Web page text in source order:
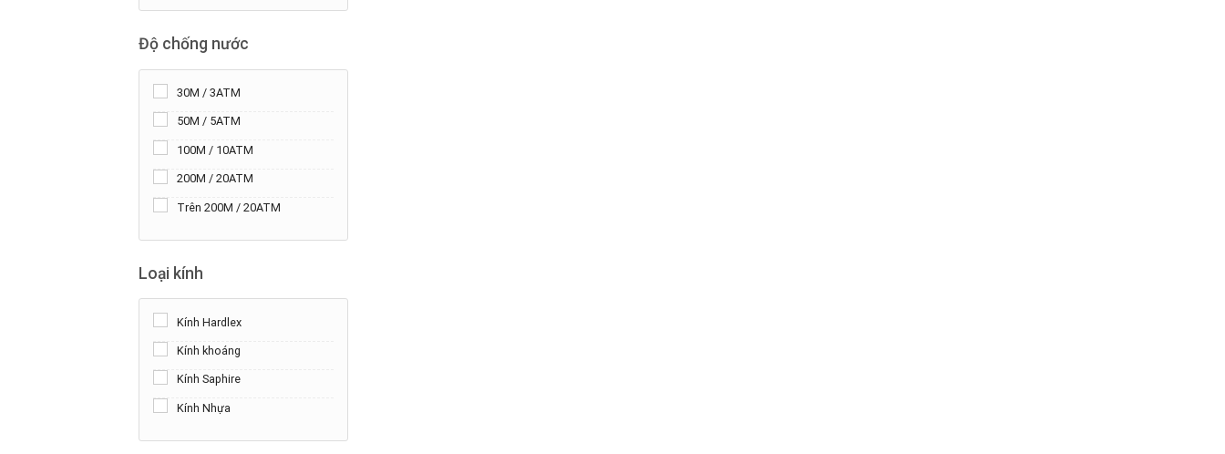
Độ chống nước
30M / 3ATM
50M / 5ATM
100M / 10ATM
200M / 20ATM
Trên 200M / 20ATM
Loại kính
Kính Hardlex
Kính khoáng
Kính Saphire
Kính Nhựa